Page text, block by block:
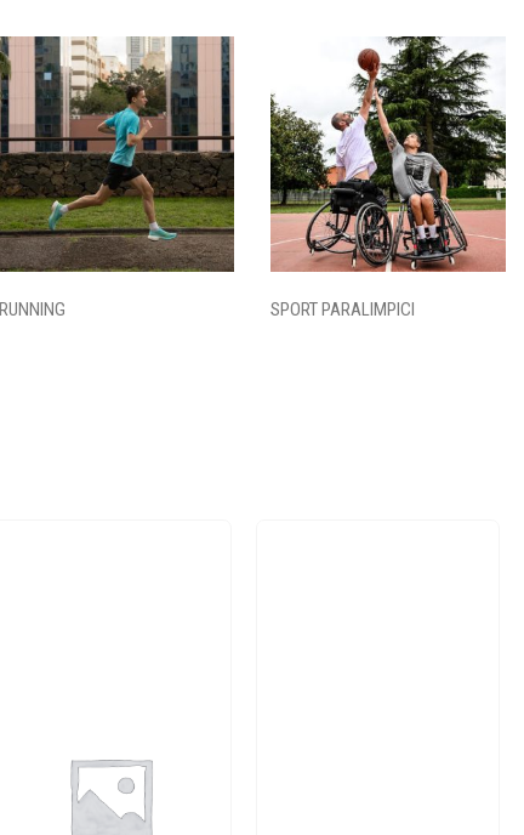
RUNNING SPORT PARALIMPICI